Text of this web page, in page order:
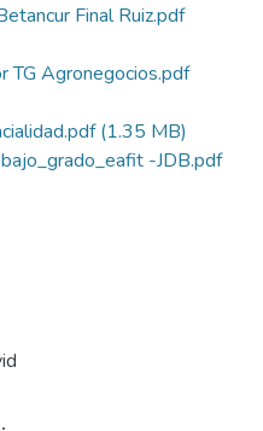
Final Ruiz.pdf
TG Agronegocios.pdf
(1.35 MB)
-JDB.pdf